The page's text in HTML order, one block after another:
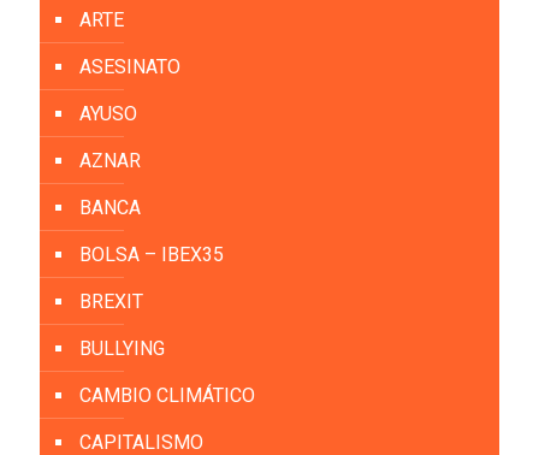
ARTE
ASESINATO
AYUSO
AZNAR
BANCA
BOLSA – IBEX35
BREXIT
BULLYING
CAMBIO CLIMÁTICO
CAPITALISMO